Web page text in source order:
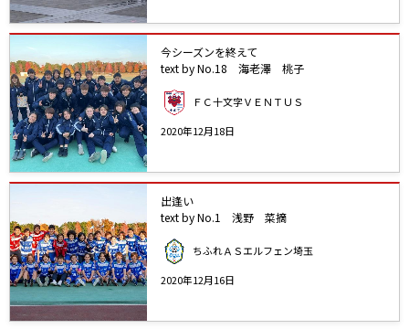
今シーズンを終えて
text by No.18 海老澤 桃子
ＦＣ十文字ＶＥＮＴＵＳ
2020年12月18日
出逢い
text by No.1 浅野 菜摘
ちふれＡＳエルフェン埼玉
2020年12月16日